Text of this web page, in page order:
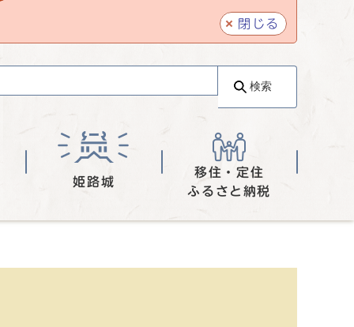
閉じる
検索
姫路城
移住・定住
ふるさと納税